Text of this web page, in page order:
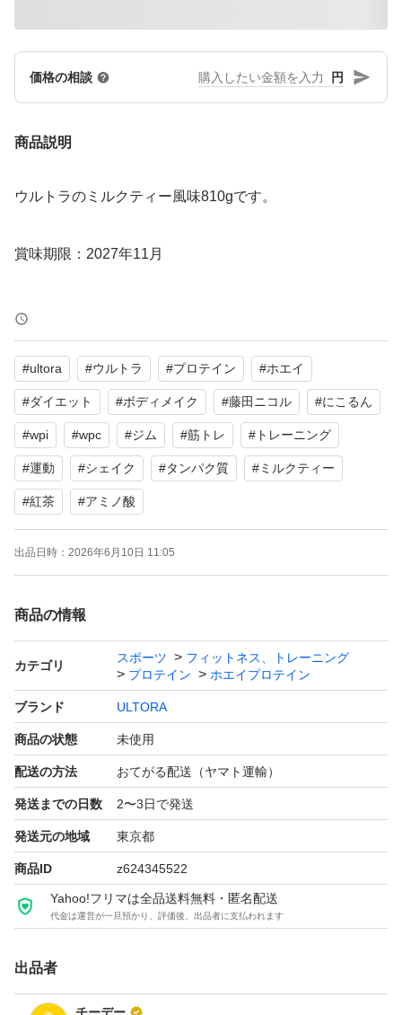
価格の相談 円
商品説明
ウルトラのミルクティー風味810gです。
賞味期限：2027年11月
#ultora #ウルトラ #プロテイン #ホエイ
#ダイエット #ボディメイク #藤田ニコル #にこるん
#wpi #wpc #ジム #筋トレ # トレーニング
#運動 #シェイク #タンパク質 #ミルクティー
#紅茶 #アミノ酸
出品日時： 2026年6月10日 11:05
商品の情報
カテゴリ
スポーツ
フィットネス、トレーニング
プロテイン
ホエイプロテイン
ブランド ULTORA
商品の状態 未使用
配送の方法 おてがる配送（ヤマト運輸）
発送までの日数 2〜3日で発送
発送元の地域 東京都
商品ID z624345522
Yahoo!フリマは全品送料無料・匿名配送
代金は運営が一旦預かり、評価後、出品者に支払われます
出品者